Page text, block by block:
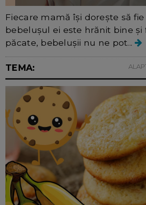
Fiecare mamă își dorește să fie
bebelușul ei este hrănit bine și
păcate, bebelușii nu ne pot...
TEMA: